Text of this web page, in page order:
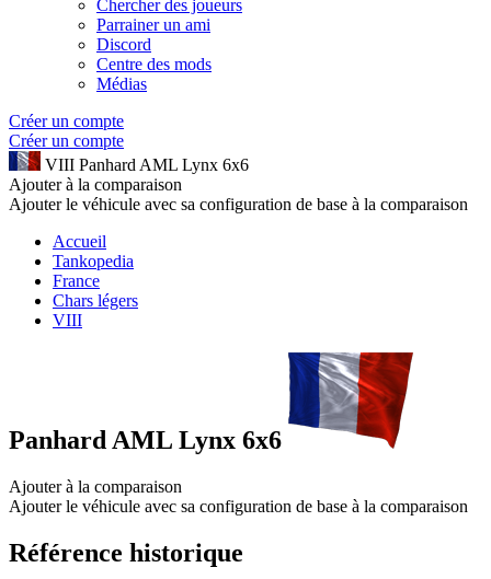
Chercher des joueurs
Parrainer un ami
Discord
Centre des mods
Médias
Créer un compte
Créer un compte
VIII Panhard AML Lynx 6x6
Ajouter à la comparaison
Ajouter le véhicule avec sa configuration de base à la comparaison
Accueil
Tankopedia
France
Chars légers
VIII
Panhard AML Lynx 6x6
Ajouter à la comparaison
Ajouter le véhicule avec sa configuration de base à la comparaison
Référence historique